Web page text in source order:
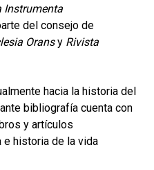
Instrumenta
del consejo de
Oransy Rivista
hacia la historia del
bibliografía cuenta con
y artículos
historia de la vida